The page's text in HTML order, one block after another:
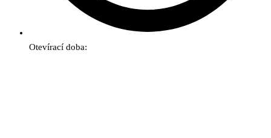
Otevírací doba: